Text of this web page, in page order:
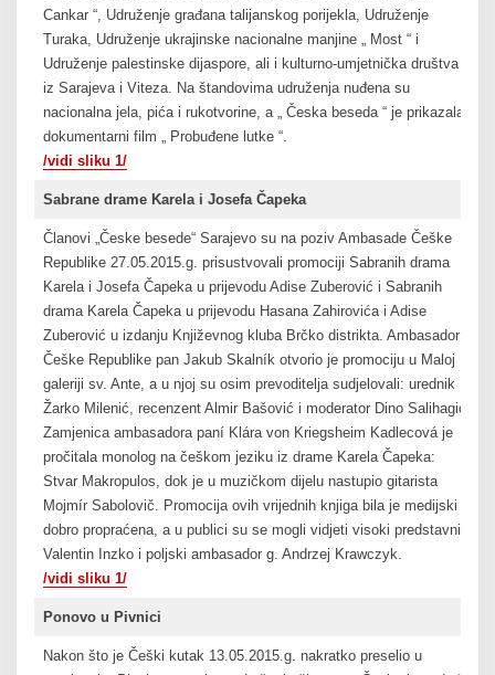
Cankar “, Udruženje građana talijanskog porijekla, Udruženje
Turaka, Udruženje ukrajinske nacionalne manjine „ Most “ i
Udruženje palestinske dijaspore, ali i kulturno-umjetnička društva
iz Sarajeva i Viteza. Na štandovima udruženja nuđena su
nacionalna jela, pića i rukotvorine, a „ Česka beseda “ je prikazala
dokumentarni film „ Probuđene lutke “.
/vidi sliku 1/
Sabrane drame Karela i Josefa Čapeka
Članovi „Česke besede“ Sarajevo su na poziv Ambasade Češke
Republike 27.05.2015.g. prisustvovali promociji Sabranih drama
Karela i Josefa Čapeka u prijevodu Adise Zuberović i Sabranih
drama Karela Čapeka u prijevodu Hasana Zahirovića i Adise
Zuberović u izdanju Književnog kluba Brčko distrikta. Ambasador
Češke Republike pan Jakub Skalník otvorio je promociju u Maloj
galeriji sv. Ante, a u njoj su osim prevoditelja sudjelovali: urednik
Žarko Milenić, recenzent Almir Bašović i moderator Dino Salihagić.
Zamjenica ambasadora paní Klára von Kriegsheim Kadlecová je
pročitala monolog na češkom jeziku iz drame Karela Čapeka:
Stvar Makropulos, dok je u muzičkom dijelu nastupio gitarista
Mojmír Sabolovič. Promocija ovih vrijednih knjiga bila je medijski
dobro propraćena, a u publici su se mogli vidjeti visoki predstavnik
Valentin Inzko i poljski ambasador g. Andrzej Krawczyk.
/vidi sliku 1/
Ponovo u Pivnici
Nakon što je Češki kutak 13.05.2015.g. nakratko preselio u